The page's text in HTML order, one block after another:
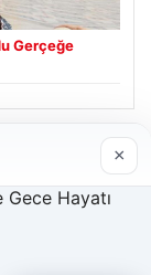
Gerçeğe
×